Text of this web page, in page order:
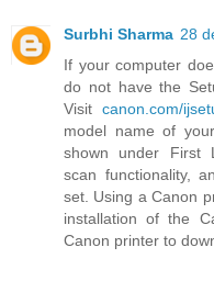
Surbhi Sharma 28
If your computer
do not have the
Visit canon.com/
model name of
shown under First
scan functionality,
set. Using a Canon
installation of the
Canon printer to